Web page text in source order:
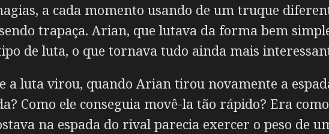
a cada momento usando de um truque
trapaça. Arian, que lutava da forma bem
de luta, o que tornava tudo ainda mais
a luta virou, quando Arian tirou novamente a
Como ele conseguia movê-la tão rápido? Era
na espada do rival parecia exercer o peso de